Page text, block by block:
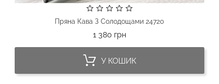
Пряна Кава З Солодощами 24720
1 380 грнЦіна
У КОШИК